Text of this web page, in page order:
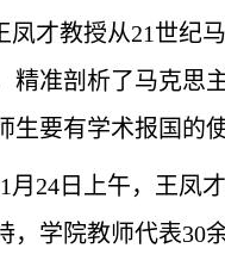
凤才教授从21世纪
精准剖析了马克思
生要有学术报国的
月24日上午，王凤
，学院教师代表30